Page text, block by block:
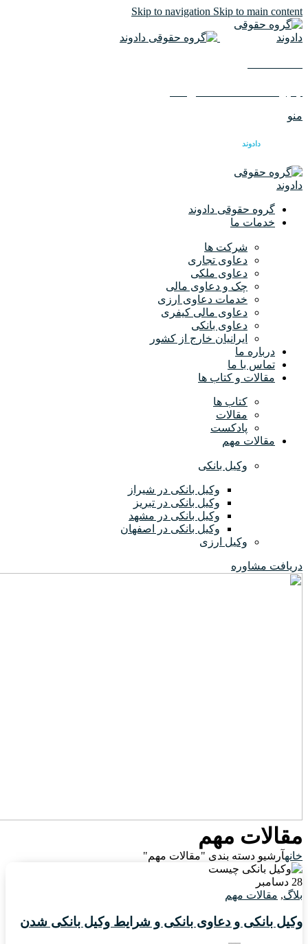
Skip to navigation Skip to main content
منو
دادوند
گروه حقوقی دادوند
خدمات ما
شرکت ها
دعاوی تجاری
دعاوی ملکی
چک و دعاوی مالی
خدمات دعاوی ارزی
دعاوی مالی کیفری
دعاوی بانکی
ایرانیان خارج از کشور
درباره ما
تماس با ما
مقالات و کتاب ها
کتاب ها
مقالات
پادکست
مقالات مهم
وکیل بانکی
وکیل بانکی در شیراز
وکیل بانکی در تبریز
وکیل بانکی در مشهد
وکیل بانکی در اصفهان
وکیل ارزی
دریافت مشاوره
مقالات مهم
خانهآرشیو دسته بندی "مقالات مهم"
28 دسامبر
بلاگ, مقالات مهم
وکیل بانکی و دعاوی بانکی و شرایط وکیل بانکی شدن